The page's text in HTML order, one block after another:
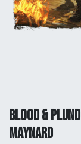
BLOOD &
MAYNARD